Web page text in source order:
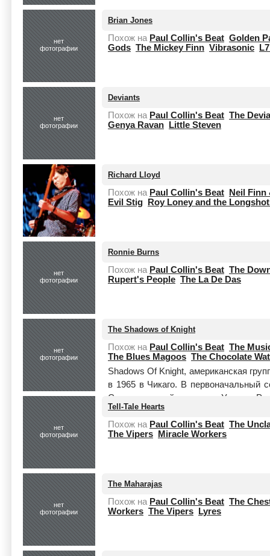
нет
фотографии
Brian Jones
Похож на Paul Collin's Beat Golden
Gods The Mickey Finn Vibrasonic
нет
фотографии
Deviants
Похож на Paul Collin's Beat The
Genya Ravan
Little Steven
Richard Lloyd
Похож на Paul Collin's Beat
Neil Finn
Evil Stig
Roy Loney and the
нет
фотографии
Ronnie Burns
Похож на Paul Collin's Beat The
Rupert's People The La De Das
нет
фотографии
The Shadows of Knight
Похож на Paul Collin's Beat The
The Blues Magoos The Chocolate
Shadows Of Knight, американская
в 1965 в Чикаго. В первоначальный
Сонс, ведущий гитарист Уоррен
целиком
нет
фотографии
Tell-Tale Hearts
Похож на Paul Collin's Beat The
The Vipers
Miracle Workers
нет
фотографии
The Maharajas
Похож на Paul Collin's Beat The
Workers The Vipers Lyres